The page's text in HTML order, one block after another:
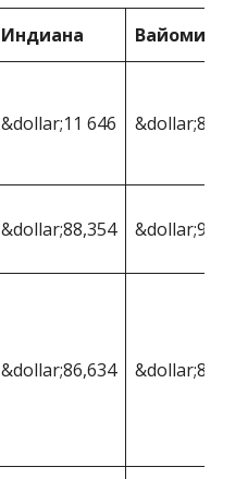
Индиана Вайоминг
&dollar;11 646 &dollar;8 481
&dollar;88,354
&dollar;86,634 &dollar;89